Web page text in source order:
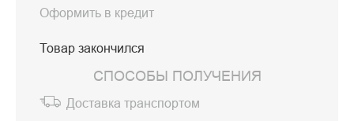
Оформить в кредит
Товар закончился
СПОСОБЫ ПОЛУЧЕНИЯ
Доставка транспортом